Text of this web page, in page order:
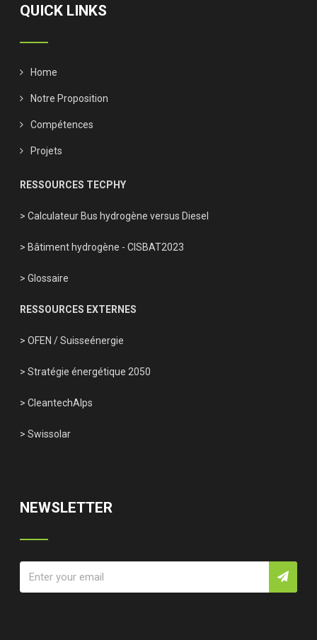
QUICK LINKS
Home
Notre Proposition
Compétences
Projets
RESSOURCES TECPHY
> Calculateur Bus hydrogène versus Diesel
> Bâtiment hydrogène - CISBAT2023
> Glossaire
RESSOURCES EXTERNES
> OFEN /Suisseénergie
> Stratégie énergétique 2050
> CleantechAlps
> Swissolar
NEWSLETTER